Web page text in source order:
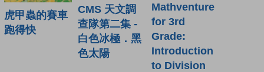
虎甲蟲的賽車
跑得快
CMS 天文調
查隊第二集 -
白色冰極．黑
色太陽
Mathventure
for 3rd
Grade:
Introduction
to Division